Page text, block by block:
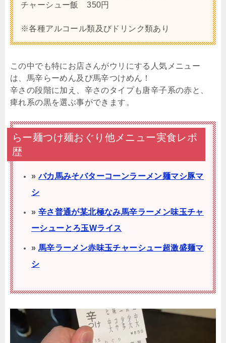
チャーシュー飯 350円
※各種アルコール類及びドリンク類あり
この中でも特にお店さんがウリにする人気メニュー
は、馬辛らーめん及び馬辛つけめん！
辛さの段階に加え、辛さのタイプも唐辛子系の赤と、
痺れ系の黒を選ぶ事ができます。
らー麺つけ麺おぐり他メニュー実食レポ
歴
»バカ馬みそバターコーンラーメン麺マシ豚マ
シ
» 辛さ普通が某北極なみ馬辛ラーメン味玉チャ
ーシューとろ玉Wライス
» 馬辛ラーメン赤味玉チャーシュー超激盛麺マ
シ